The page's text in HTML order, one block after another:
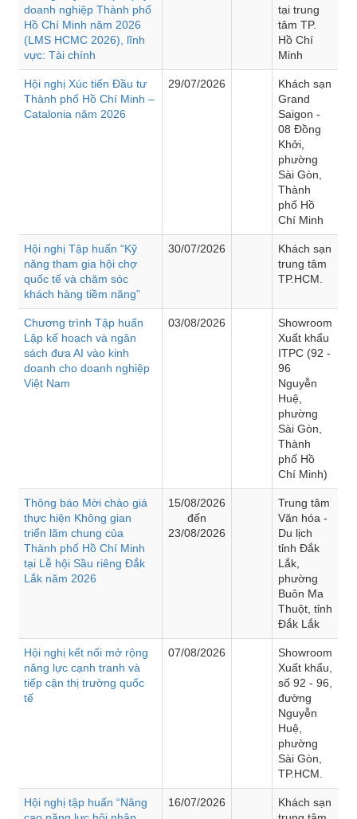
doanh nghiệp Thành phố
Hồ Chí Minh năm 2026
(LMS HCMC 2026), lĩnh
vực: Tài chính
tại trung
tâm TP.
Hồ Chí
Minh
Hội nghị Xúc tiến Đầu tư
Thành phố Hồ Chí Minh –
Catalonia năm 2026
29/07/2026
Khách sạn
Grand
Saigon -
08 Đồng
Khởi,
phường
Sài Gòn,
Thành
phố Hồ
Chí Minh
Hội nghị Tập huấn “Kỹ
năng tham gia hội chợ
quốc tế và chăm sóc
khách hàng tiềm năng”
30/07/2026
Khách sạn
trung tâm
TP.HCM.
Chương trình Tập huấn
Lập kế hoạch và ngân
sách đưa AI vào kinh
doanh cho doanh nghiệp
Việt Nam
03/08/2026
Showroom
Xuất khẩu
ITPC (92 -
96
Nguyễn
Huệ,
phường
Sài Gòn,
Thành
phố Hồ
Chí Minh)
Thông báo Mời chào giá
thực hiện Không gian
triển lãm chung của
Thành phố Hồ Chí Minh
tại Lễ hội Sầu riêng Đắk
Lắk năm 2026
15/08/2026
đến
23/08/2026
Trung tâm
Văn hóa -
Du lịch
tỉnh Đắk
Lắk,
phường
Buôn Ma
Thuột, tỉnh
Đắk Lắk
Hội nghị kết nối mở rộng
năng lực cạnh tranh và
tiếp cận thị trường quốc
tế
07/08/2026
Showroom
Xuất khẩu,
số 92 - 96,
đường
Nguyễn
Huệ,
phường
Sài Gòn,
TP.HCM.
Hội nghị tập huấn “Nâng
16/07/2026
Khách sạn